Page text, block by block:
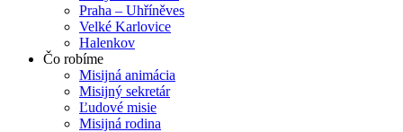
Praha – Uhříněves
Velké Karlovice
Halenkov
Čo robíme
Misijná animácia
Misijný sekretár
Ľudové misie
Misijná rodina